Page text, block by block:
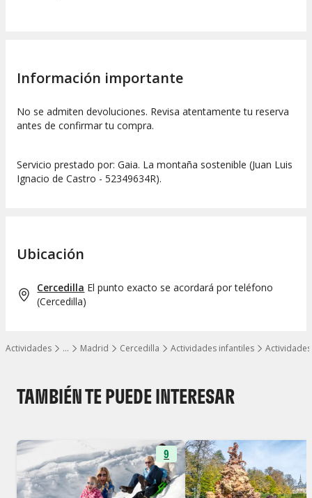
…
Mostrar todos los niveles
Actividades Madrid Cercedilla Actividades infantiles
tu bono realizando un cambio de asistente.
Información importante
No se admiten devoluciones. Revisa atentamente tu reserva
antes de confirmar tu compra.
Servicio prestado por: Gaia. La montaña sostenible (Juan Luis
Ignacio de Castro - 52349634R).
Ubicación
Cercedilla El punto exacto se acordará por teléfono
(Cercedilla)
TAMBIÉN TE PUEDE INTERESAR
9